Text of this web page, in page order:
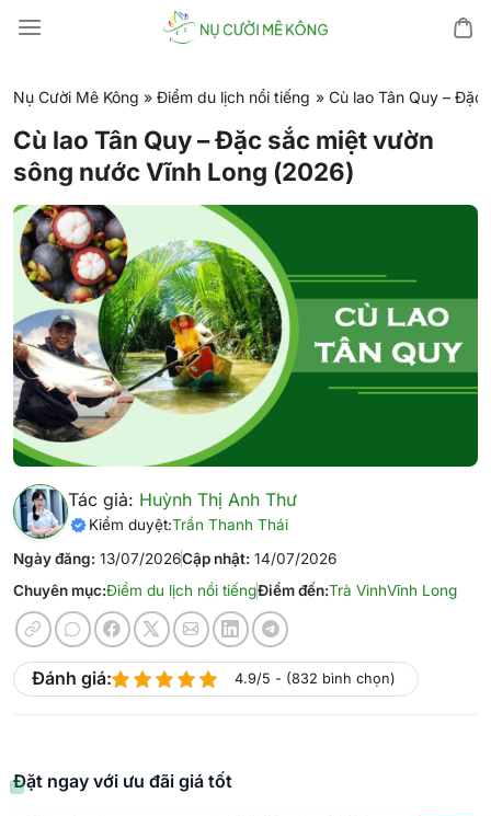
đến
dung
Nụ Cười Mê Kông » Điểm du lịch nổi tiếng » Cù lao Tân Quy –
Cù lao Tân Quy – Đặc sắc miệt vườn
sông nước Vĩnh Long (2026)
Tác giả: Huỳnh Thị Anh Thư
Kiểm duyệt:Trần Thanh Thái
Ngày đăng: 13/07/2026Cập nhật: 14/07/2026
Chuyên mục:Điểm du lịch nổi tiếngĐiểm đến:Trà VinhVĩnh Long
Đánh giá: 4.9/5 - (832 bình chọn)
Đặt ngay với ưu đãi giá tốt